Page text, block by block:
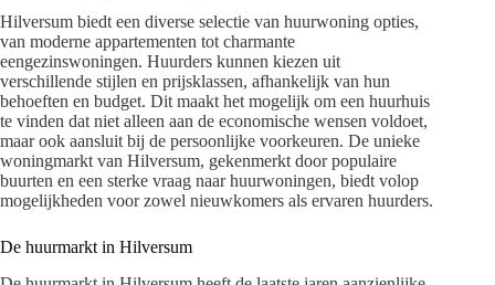
Hilversum biedt een diverse selectie van huurwoning opties,
van moderne appartementen tot charmante
eengezinswoningen. Huurders kunnen kiezen uit
verschillende stijlen en prijsklassen, afhankelijk van hun
behoeften en budget. Dit maakt het mogelijk om een huurhuis
te vinden dat niet alleen aan de economische wensen voldoet,
maar ook aansluit bij de persoonlijke voorkeuren. De unieke
woningmarkt van Hilversum, gekenmerkt door populaire
buurten en een sterke vraag naar huurwoningen, biedt volop
mogelijkheden voor zowel nieuwkomers als ervaren huurders.
De huurmarkt in Hilversum